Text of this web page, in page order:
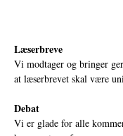
Læserbreve
Vi modtager og bringer
at læserbrevet skal være
Debat
Vi er glade for alle